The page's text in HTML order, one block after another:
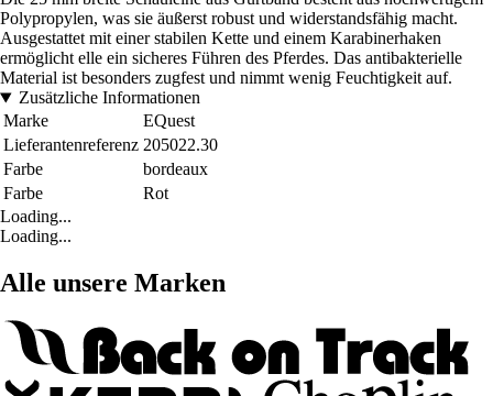
Polypropylen, was sie äußerst robust und widerstandsfähig macht.
Ausgestattet mit einer stabilen Kette und einem Karabinerhaken
ermöglicht elle ein sicheres Führen des Pferdes. Das antibakterielle
Material ist besonders zugfest und nimmt wenig Feuchtigkeit auf.
Zusätzliche Informationen
Marke
EQuest
Lieferantenreferenz 205022.30
Farbe
bordeaux
Farbe
Rot
Loading...
Loading...
Alle unsere Marken